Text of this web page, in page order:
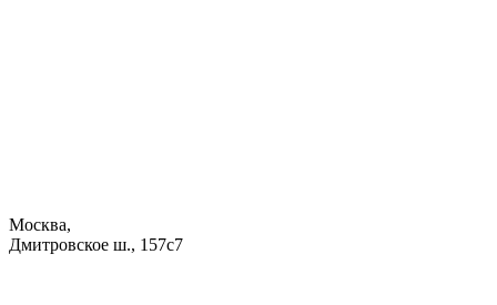
Москва,
Дмитровское ш., 157с7